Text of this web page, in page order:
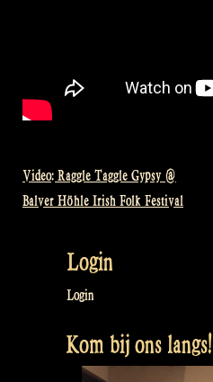
Bericht
Video: Raggle Taggle Gypsy @
Balver Höhle Irish Folk Festival
Login
Login
Kom bij ons langs!